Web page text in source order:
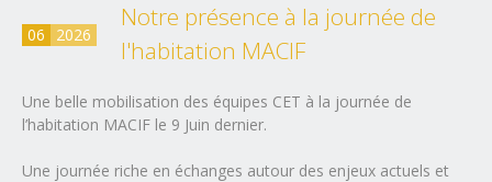
06 2026
Notre présence à la journée de
l'habitation MACIF
Une belle mobilisation des équipes CET à la journée de
l’habitation MACIF le 9 Juin dernier.
Une journée riche en échanges autour des enjeux actuels et